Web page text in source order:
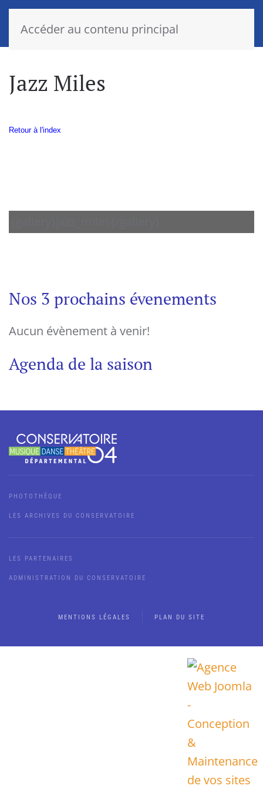
Accéder au contenu principal
Jazz Miles
Retour à l'index
Nos 3 prochains évenements
Aucun évènement à venir!
Agenda de la saison
PHOTOTHÈQUE
LES ARCHIVES DU CONSERVATOIRE
LES PARTENAIRES
ADMINISTRATION DU CONSERVATOIRE
MENTIONS LÉGALES PLAN DU SITE